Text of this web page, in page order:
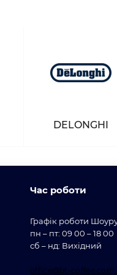
DELONGHI
Час роботи
Графік роботи
пн – пт: 09 00 – 18 00
сб – нд: Вихідний
office@bt-